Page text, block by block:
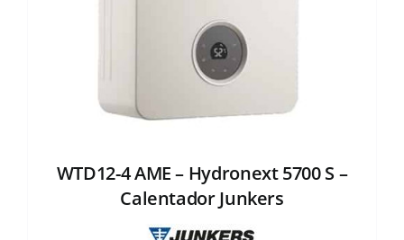
WTD12-4 AME – Hydronext 5700 S –
Calentador Junkers